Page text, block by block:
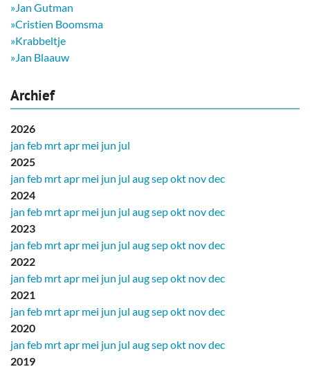
»Jan Gutman
»Cristien Boomsma
»Krabbeltje
»Jan Blaauw
Archief
2026
jan feb mrtapr mei jun jul
2025
jan feb mrtapr mei jun jul augsepokt novdec
2024
jan feb mrtapr mei jun jul augsepokt novdec
2023
jan feb mrtapr mei jun jul augsepokt novdec
2022
jan feb mrtapr mei jun jul augsepokt novdec
2021
jan feb mrtapr mei jun jul augsepokt novdec
2020
jan feb mrtapr mei jun jul augsepokt novdec
2019